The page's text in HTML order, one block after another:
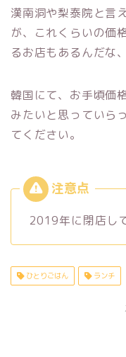
漢南洞や梨泰院と言
が、これくらいの価
るお店もあるんだな
韓国にて、お手頃価
みたいと思っていら
てください。
2019年に閉店し
ひとりごはん ランチ